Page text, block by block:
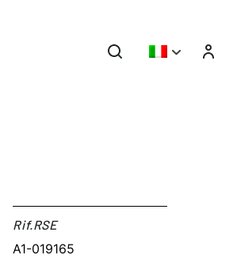
Rif.RSE​
A1-019165